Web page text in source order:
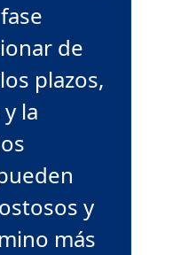
de
plazos,
la
y
más